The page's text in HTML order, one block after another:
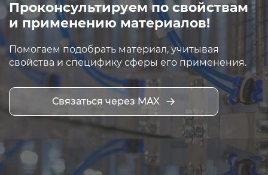
Проконсультируем по свойствам
и применению материалов!
Помогаем подобрать материал, учитывая
свойства и специфику сферы его применения.
Связаться через MAX